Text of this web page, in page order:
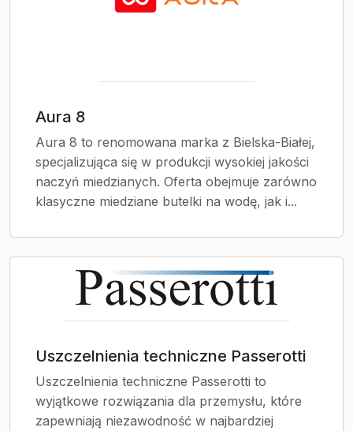
Aura 8
Aura 8 to renomowana marka z Bielska-Białej,
specjalizująca się w produkcji wysokiej jakości
naczyń miedzianych. Oferta obejmuje zarówno
klasyczne miedziane butelki na wodę, jak i...
Uszczelnienia techniczne Passerotti
Uszczelnienia techniczne Passerotti to
wyjątkowe rozwiązania dla przemysłu, które
zapewniają niezawodność w najbardziej